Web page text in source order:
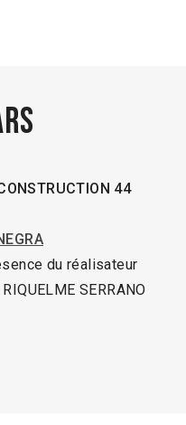
44
du réalisateur
SERRANO